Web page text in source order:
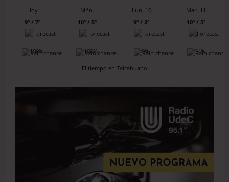
Hoy
9º / 7º
100%
Mñn.
10º / 5º
100%
Lun. 10
9º / 3º
0%
Mar. 11
10º / 5º
34%
El tiempo en Talcahuano